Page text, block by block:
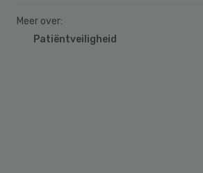
Meer over:
Patiëntveiligheid